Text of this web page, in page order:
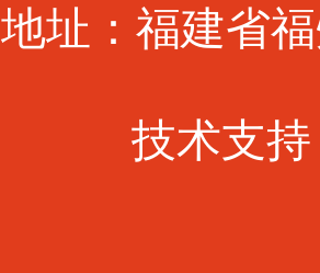
地址：福建省
技术支